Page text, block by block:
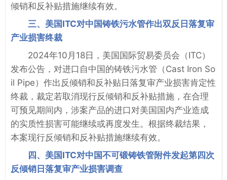
倾销和反补贴措施继续有效。
三、美国ITC对中国铸铁污水管作出双反日落复审
产业损害终裁
2024年10月18日，美国国际贸易委员会（ITC）
发布公告，对进口自中国的铸铁污水管（Cast Iron So
il Pipe）作出反倾销和反补贴日落复审产业损害肯定性
终裁，裁定若取消现行反倾销和反补贴措施，在合理
可预见期间内，涉案产品的进口对美国国内产业造成
的实质性损害可能继续或再度发生。根据终裁结果，
本案现行反倾销和反补贴措施继续有效。
四、美国ITC对中国不可锻铸铁管附件发起第四次
反倾销日落复审产业损害调查